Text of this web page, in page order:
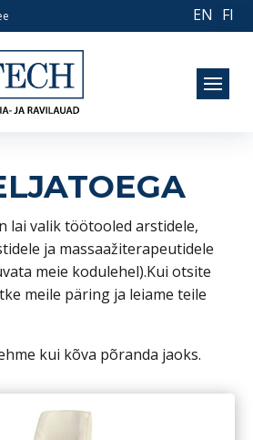
EN FI
lai valik töötooled arstidele,
ja massaažiterapeutidele
meie kodulehel).Kui otsite
meile päring ja leiame teile
kui kõva põranda jaoks.